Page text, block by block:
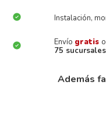
Instalación,
Envío gratis
75 sucursales
Además